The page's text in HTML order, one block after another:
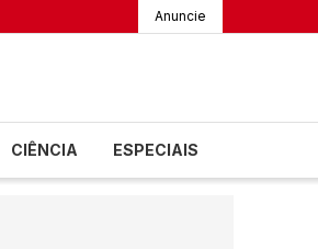
Anuncie
CIÊNCIA ESPECIAIS